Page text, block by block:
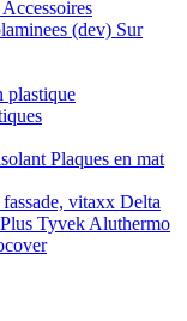
Accessoires
(dev) Sur
plastique
Plaques en mat
vitaxx Delta
Tyvek Aluthermo